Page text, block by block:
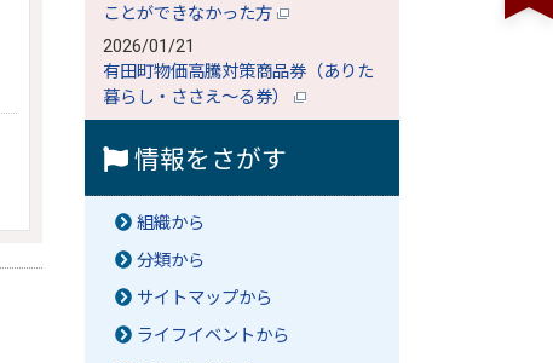
ことができなかった方
2026/01/21
有田町物価高騰対策商品券（ありた
暮らし・ささえ～る券）
情報をさがす
組織から
分類から
サイトマップから
ライフイベントから